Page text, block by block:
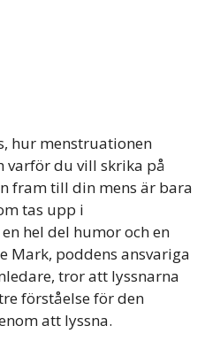
hur menstruationen
varför du vill skrika på
fram till din mens är bara
tas upp i
hel del humor och en
Mark, poddens ansvariga
tror att lyssnarna
förståelse för den
att lyssna.